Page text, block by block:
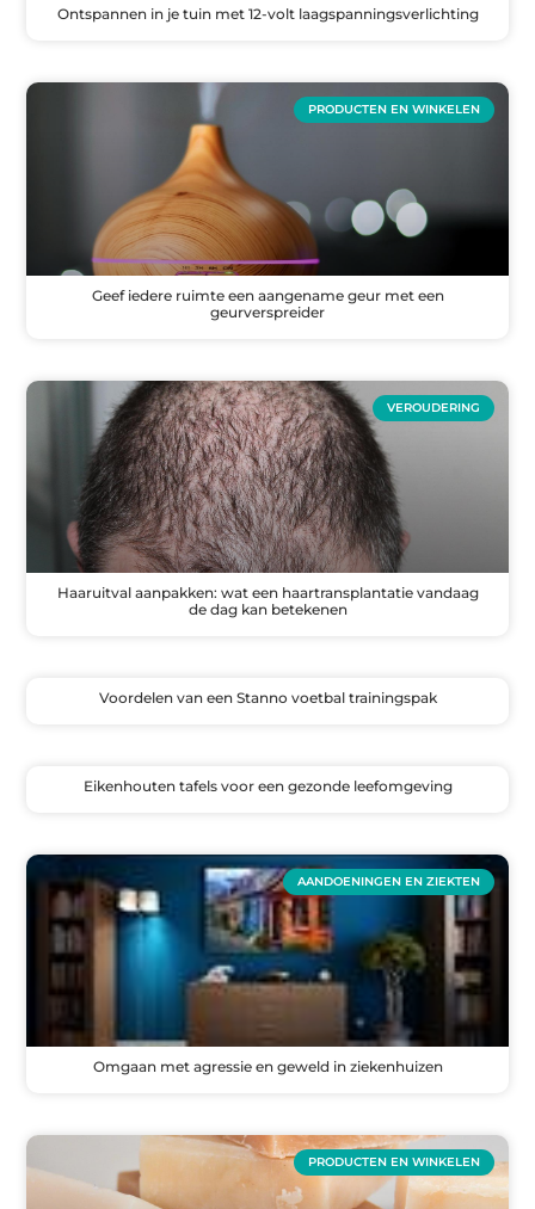
Ontspannen in je tuin met 12-volt laagspanningsverlichting
PRODUCTEN EN WINKELEN
Geef iedere ruimte een aangename geur met een
geurverspreider
VEROUDERING
Haaruitval aanpakken: wat een haartransplantatie vandaag
de dag kan betekenen
Voordelen van een Stanno voetbal trainingspak
Eikenhouten tafels voor een gezonde leefomgeving
AANDOENINGEN EN ZIEKTEN
Omgaan met agressie en geweld in ziekenhuizen
PRODUCTEN EN WINKELEN